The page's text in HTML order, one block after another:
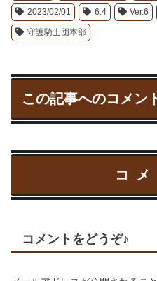
2023/02/01 6.4 Ver.6
守護騎士団本部
この記事へのコメン
コ
コメントをどうぞ♪